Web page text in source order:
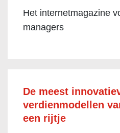
Het internetmagazine
managers
De meest
verdienmodellen
een rijtje